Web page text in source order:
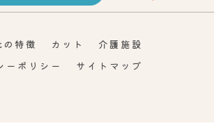
特徴 カット
介護施設
ーポリシー サイトマップ